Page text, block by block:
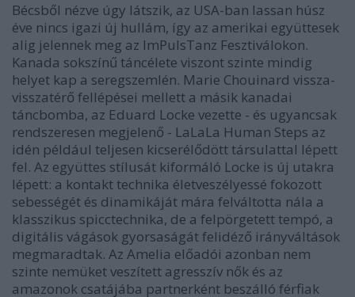
Bécsből nézve úgy látszik, az USA-ban lassan húsz
éve nincs igazi új hullám, így az amerikai együttesek
alig jelennek meg az ImPulsTanz Fesztiválokon.
Kanada sokszínű táncélete viszont szinte mindig
helyet kap a seregszemlén. Marie Chouinard vissza-
visszatérő fellépései mellett a másik kanadai
táncbomba, az Eduard Locke vezette - és ugyancsak
rendszeresen megjelenő - LaLaLa Human Steps az
idén például teljesen kicserélődött társulattal lépett
fel. Az együttes stílusát kiformáló Locke is új utakra
lépett: a kontakt technika életveszélyessé fokozott
sebességét és dinamikáját mára felváltotta nála a
klasszikus spicctechnika, de a felpörgetett tempó, a
digitális vágások gyorsaságát felidéző irányváltások
megmaradtak. Az Amelia előadói azonban nem
szinte nemüket veszített agresszív nők és az
amazonok csatájába partnerként beszálló férfiak